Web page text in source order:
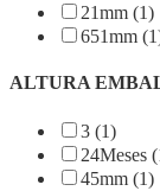
21mm (1)
651mm
ALTURA
3 (1)
24Meses
45mm (1)